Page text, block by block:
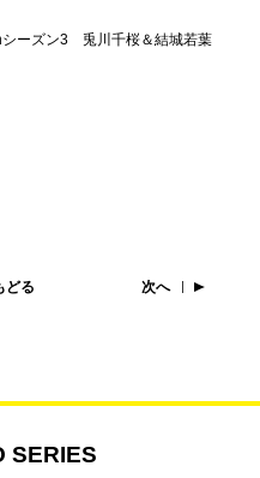
シーズン3 兎川千桜＆結城若葉
どる 次へ
SERIES